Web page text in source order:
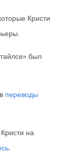
Кристи
был
переводы
на